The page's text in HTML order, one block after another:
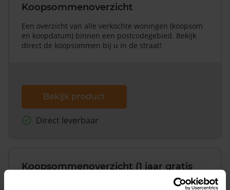
Koopsommenoverzicht
Een overzicht van alle verkochte woningen (koopsom
en koopdatum) binnen een postcodegebied. Bekijk
direct de koopsommen bij u in de straat!
Bekijk product
Direct leverbaar
Koopsommenoverzicht (1 jaar gratis